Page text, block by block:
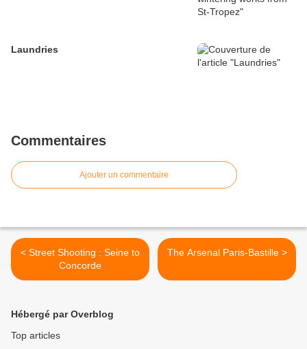
Laundries
Commentaires
Ajouter un commentaire
< Street Shooting : Seine to
Concorde
The Arsenal Paris-Bastille >
Hébergé par Overblog
Top articles